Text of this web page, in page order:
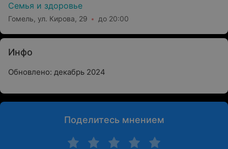
Семья и здоровье
Гомель, ул. Кирова, 29 до 20:00
Инфо
Обновлено: декабрь 2024
Поделитесь мнением